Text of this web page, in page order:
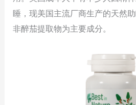
睡，现美国主流厂商生产的天然
非醉茄提取物为主要成分。